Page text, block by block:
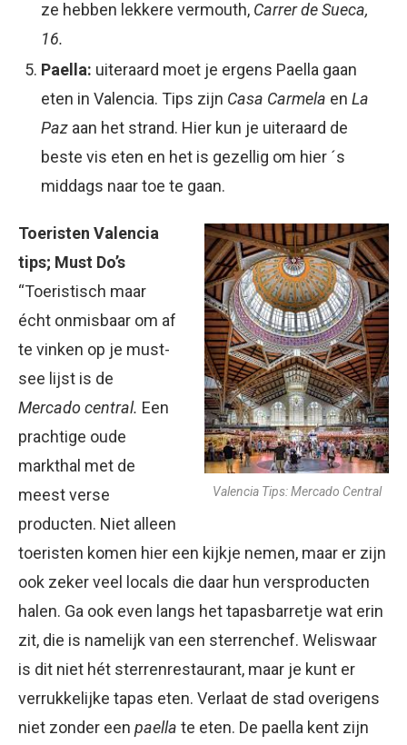
ze hebben lekkere vermouth, Carrer de Sueca,
16.
Paella: uiteraard moet je ergens Paella gaan
eten in Valencia. Tips zijn Casa Carmela en La
Paz aan het strand. Hier kun je uiteraard de
beste vis eten en het is gezellig om hier ´s
middags naar toe te gaan.
Valencia Tips: Mercado Central
Toeristen Valencia
tips; Must Do’s
“Toeristisch maar
écht onmisbaar om af
te vinken op je must-
see lijst is de
Mercado central. Een
prachtige oude
markthal met de
meest verse
producten. Niet alleen
toeristen komen hier een kijkje nemen, maar er zijn
ook zeker veel locals die daar hun versproducten
halen. Ga ook even langs het tapasbarretje wat erin
zit, die is namelijk van een sterrenchef. Weliswaar
is dit niet hét sterrenrestaurant, maar je kunt er
verrukkelijke tapas eten. Verlaat de stad overigens
niet zonder een paella te eten. De paella kent zijn